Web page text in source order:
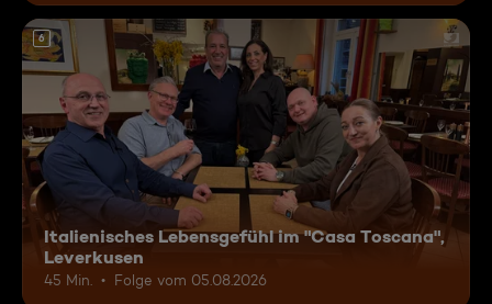
6
Italienisches Lebensgefühl im "Casa Toscana",
Leverkusen
45 Min. Folge vom 05.08.2026